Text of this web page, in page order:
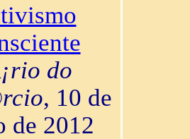
do
, 10 de
de 2012